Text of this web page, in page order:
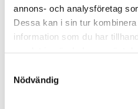
annons- och analysföretag
Dessa kan i sin tur
information som du har
Nödvändig
Våra nyhetskanaler
Tidningen Konsulten